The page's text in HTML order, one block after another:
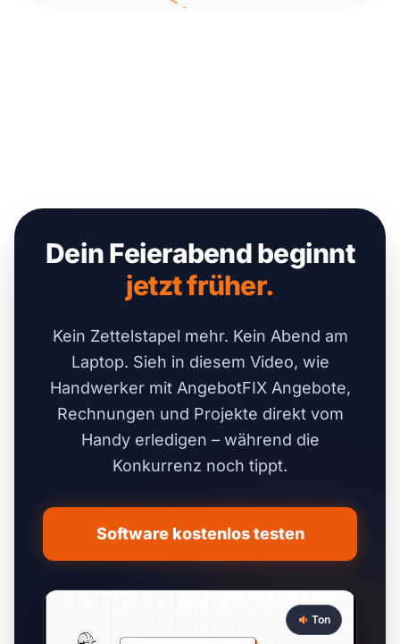
Dein Feierabend beginnt
jetzt früher.
Kein Zettelstapel mehr. Kein Abend am
Laptop. Sieh in diesem Video, wie
Handwerker mit AngebotFIX Angebote,
Rechnungen und Projekte direkt vom
Handy erledigen – während die
Konkurrenz noch tippt.
Software kostenlos testen
Ton